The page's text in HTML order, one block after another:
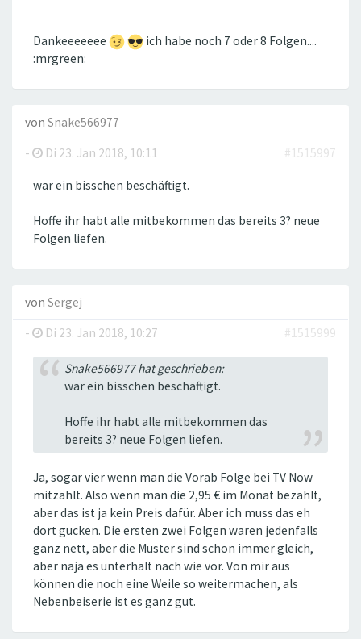
Dankeeeeeee
ich habe noch 7 oder 8 Folgen....
:mrgreen:
von Snake566977
-
Di 23. Jan 2018, 10:11 #1515997
war ein bisschen beschäftigt.
Hoffe ihr habt alle mitbekommen das bereits 3? neue
Folgen liefen.
von Sergej
-
Di 23. Jan 2018, 10:27 #1515999
Snake566977 hat geschrieben:
war ein bisschen beschäftigt.
Hoffe ihr habt alle mitbekommen das
bereits 3? neue Folgen liefen.
Ja, sogar vier wenn man die Vorab Folge bei TV Now
mitzählt. Also wenn man die 2,95 € im Monat bezahlt,
aber das ist ja kein Preis dafür. Aber ich muss das eh
dort gucken. Die ersten zwei Folgen waren jedenfalls
ganz nett, aber die Muster sind schon immer gleich,
aber naja es unterhält nach wie vor. Von mir aus
können die noch eine Weile so weitermachen, als
Nebenbeiserie ist es ganz gut.